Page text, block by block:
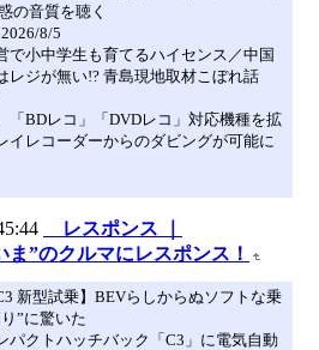
の音質を聴く
8/5
で小中学生も育てるハイセンス／中国
レジが無い!? 青島現地取材こぼれ話
「BDレコ」「DVDレコ」対応機種を拡
イレコーダーからのダビングが可能に
レスポンス ｜
”のクルマにレスポンス！
新型試乗】BEVらしからぬソフトな乗
”に驚いた
パクトハッチバック「C3」に電気自動